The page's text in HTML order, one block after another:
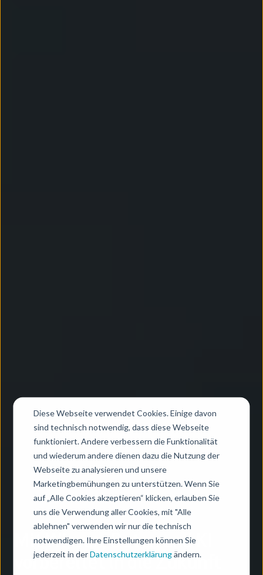
Diese Webseite verwendet Cookies. Einige davon
sind technisch notwendig, dass diese Webseite
funktioniert. Andere verbessern die Funktionalität
und wiederum andere dienen dazu die Nutzung der
Webseite zu analysieren und unsere
Marketingbemühungen zu unterstützen. Wenn Sie
auf „Alle Cookies akzeptieren“ klicken, erlauben Sie
uns die Verwendung aller Cookies, mit "Alle
ablehnen" verwenden wir nur die technisch
notwendigen. Ihre Einstellungen können Sie
jederzeit in derDatenschutzerklärungändern.
Mit Wissen, Daten und KI
vorbereitet in die Zukunft